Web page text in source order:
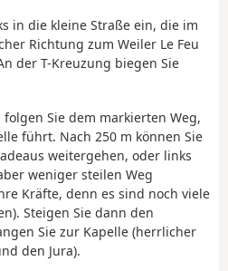
in die kleine Straße ein, die im
Richtung zum Weiler Le Feu
der T-Kreuzung biegen Sie
Sie dem markierten Weg,
führt. Nach 250 m können Sie
weitergehen, oder links
weniger steilen Weg
Kräfte, denn es sind noch viele
Steigen Sie dann den
Sie zur Kapelle (herrlicher
den Jura).